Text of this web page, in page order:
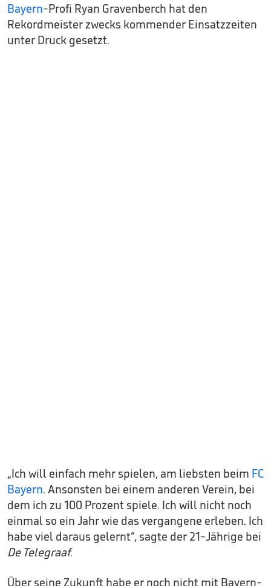
Bayern-Profi Ryan Gravenberch hat den
Rekordmeister zwecks kommender Einsatzzeiten
unter Druck gesetzt.
„Ich will einfach mehr spielen, am liebsten beim FC
Bayern. Ansonsten bei einem anderen Verein, bei
dem ich zu 100 Prozent spiele. Ich will nicht noch
einmal so ein Jahr wie das vergangene erleben. Ich
habe viel daraus gelernt“, sagte der 21-Jährige bei
De Telegraaf.
Über seine Zukunft habe er noch nicht mit Bayern-